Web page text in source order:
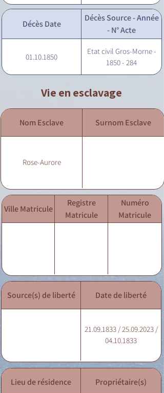
Décès Date
Décès Source - Année
- N° Acte
01.10.1850
Etat civil Gros-Morne -
1850 - 284
Vie en esclavage
Nom Esclave Surnom Esclave
Rose-Aurore
Ville Matricule
Registre
Matricule
Numéro
Matricule
Source(s) de liberté Date de liberté
21.09.1833 / 25.09.2023 /
04.10.1833
Lieu de résidence Propriétaire(s)